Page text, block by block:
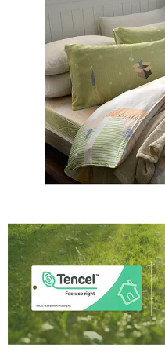
請求用戶進行身份認證。
５．嚴禁一人註冊多個帳號或使用
恩沛科技股份有限公司將有權停止